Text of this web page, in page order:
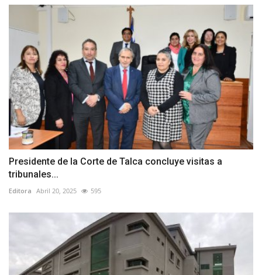
Presidente de la Corte de Talca concluye visitas a
tribunales...
Editora Abril 20, 2025 595